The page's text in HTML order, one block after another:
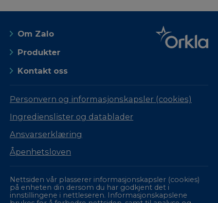
Om Zalo
Produkter
Kontakt oss
Personvern og informasjonskapsler (cookies)
Ingredienslister og datablader
Ansvarserklæring
Åpenhetsloven
Nettsiden vår plasserer informasjonskapsler (cookies)
på enheten din dersom du har godkjent det i
innstillingene i nettleseren. Informasjonskapslene